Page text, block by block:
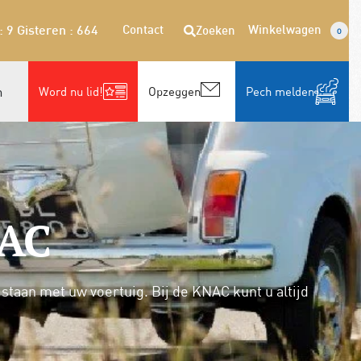
9 Gisteren : 664 Contact Zoeken Winkelwagen 0
Word nu lid! Opzeggen Pech melden
met uw voertuig. Bij de KNAC kunt u altijd